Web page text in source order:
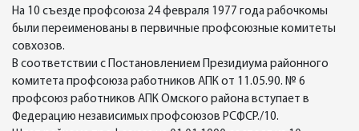
На 10 съезде профсоюза 24 февраля 1977 года рабочкомы
были переименованы в первичные профсоюзные комитеты
совхозов.
В соответствии с Постановлением Президиума районного
комитета профсоюза работников АПК от 11.05.90. № 6
профсоюз работников АПК Омского района вступает в
Федерацию независимых профсоюзов РСФСР./10.